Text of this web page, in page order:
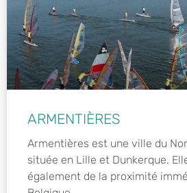
ARMENTIÈRES
Armentières est une ville du
située en Lille et Dunkerque.
également de la proximité